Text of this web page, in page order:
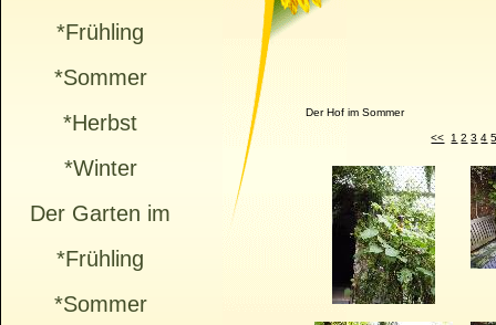
*Frühling
*Sommer
*Herbst
*Winter
Der Garten im
*Frühling
*Sommer
Der Hof im Sommer
<< 1 2 3 4